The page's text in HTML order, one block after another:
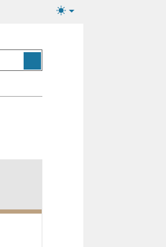
Lichte/donkere